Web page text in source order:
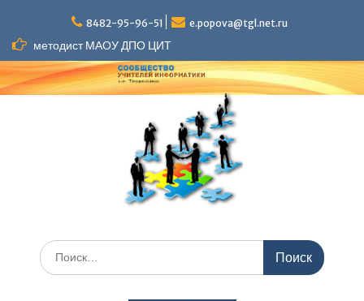
содержимому
8482-95-96-51 e.popova@tgl.net.ru
методист МАОУ ДПО ЦИТ
Искать: